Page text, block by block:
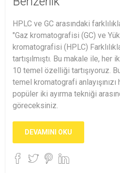
HPLC ve GC arasındaki
"Gaz kromatografisi (GC) ve
kromatografisi (HPLC)
tartışılmıştı. Bu makale ile,
10 temel özelliği tartışıyoruz.
temel kromatografi anlayışınızı
popüler iki ayırma tekniği
göreceksiniz.
DEVAMINI OKU